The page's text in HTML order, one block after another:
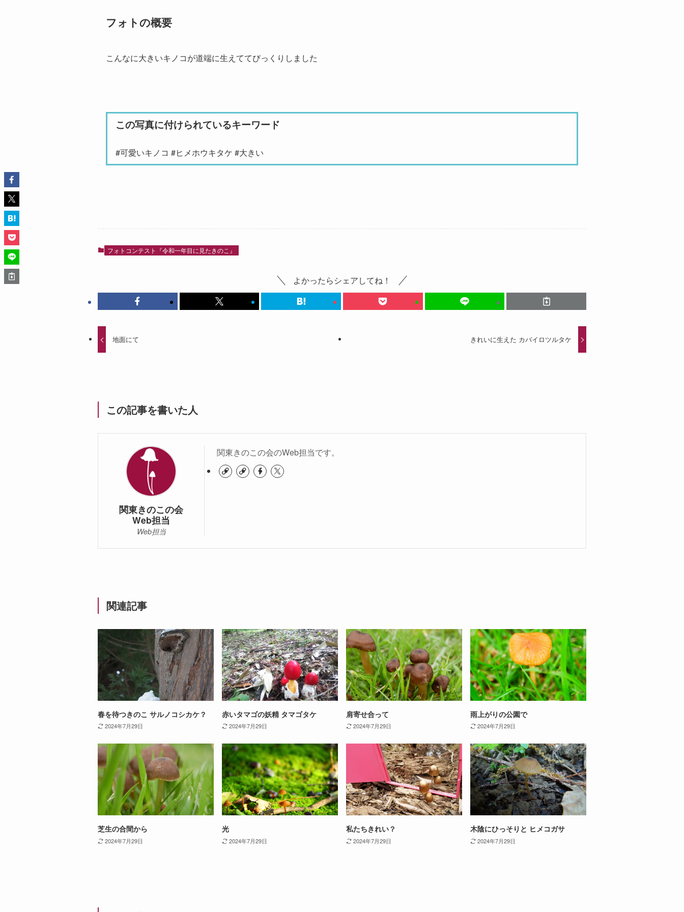
フォトの概要
こんなに大きいキノコが道端に生えててびっくりしました
この写真に付けられているキーワード
#可愛いキノコ #ヒメホウキタケ #大きい
フォトコンテスト『令和一年目に見たきのこ』
よかったらシェアしてね！
地面にて きれいに生えた カバイロツルタケ
この記事を書いた人
関東きのこの会
Web担当
Web担当
関東きのこの会のWeb担当です。
関連記事
春を待つきのこ サルノコシカケ？
2024年7月29日
赤いタマゴの妖精 タマゴタケ
2024年7月29日
肩寄せ合って
2024年7月29日
雨上がりの公園で
2024年7月29日
芝生の合間から
2024年7月29日
光
2024年7月29日
私たちきれい？
2024年7月29日
木陰にひっそりと ヒメコガサ
2024年7月29日